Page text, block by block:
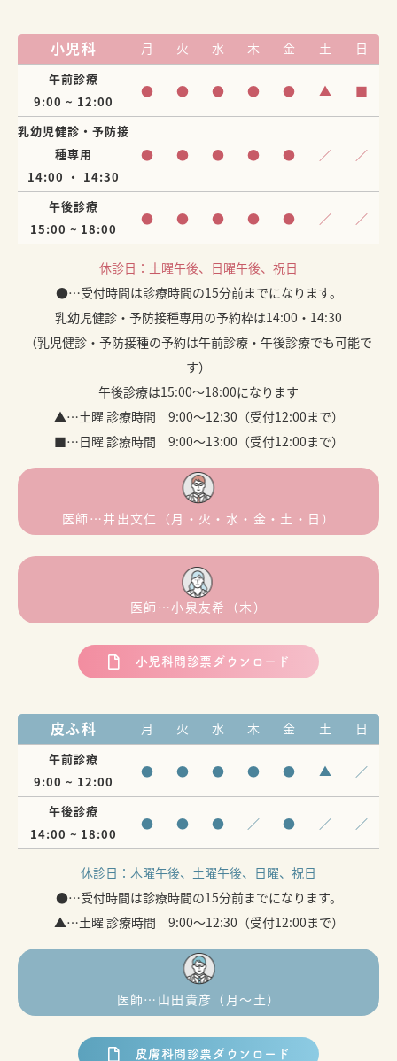
小児科 月 火 水 木 金 土 日
午前診療
9:00 ~ 12:00
● ● ● ● ● ▲ ■
乳幼児健診・予防接
種専用
14:00 ・ 14:30
● ● ● ● ● ／ ／
午後診療
15:00 ~ 18:00
● ● ● ● ● ／ ／
休診日：土曜午後、日曜午後、祝日
●…受付時間は診療時間の15分前までになります。
乳幼児健診・予防接種専用の予約枠は14:00・14:30
（乳児健診・予防接種の予約は午前診療・午後診療でも可能で
す）
午後診療は15:00～18:00になります
▲…土曜 診療時間 9:00～12:30（受付12:00まで）
■…日曜 診療時間 9:00～13:00（受付12:00まで）
医師…井出文仁（月・火・水・金・土・日）
医師…小泉友希（木）
小児科問診票ダウンロード
皮ふ科 月 火 水 木 金 土 日
午前診療
9:00 ~ 12:00
● ● ● ● ● ▲ ／
午後診療
14:00 ~ 18:00
● ● ● ／ ● ／ ／
休診日： 木曜午後、土曜午後、日曜、祝日
●…受付時間は診療時間の15分前までになります。
▲…土曜 診療時間 9:00～12:30（受付12:00まで）
医師…山田貴彦（月〜土）
皮膚科問診票ダウンロード